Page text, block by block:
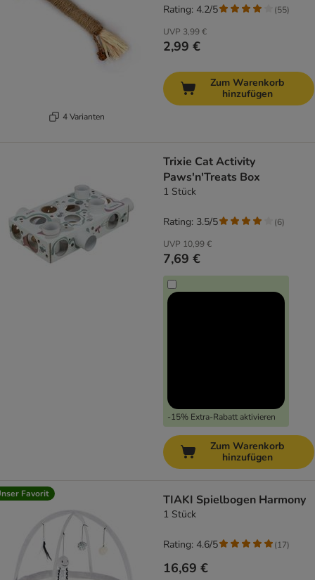
4 Varianten
UVP 3,99 €
2,99 €
Rating: 4.2/5 (55)
Zum Warenkorb
hinzufügen
Trixie Cat Activity
Paws'n'Treats Box
1 Stück
UVP 10,99 €
7,69 €
-15% Extra-Rabatt aktivieren
Rating: 3.5/5 (6)
Zum Warenkorb
hinzufügen
Favorit TIAKI Spielbogen Harmony
1 Stück
16,69 €
Rating: 4.6/5 (17)